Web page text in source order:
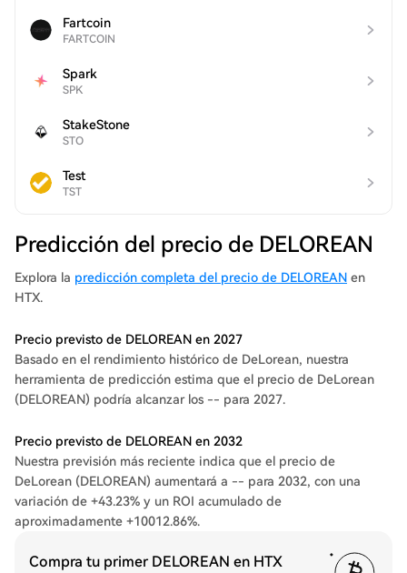
Fartcoin
FARTCOIN
Spark
SPK
StakeStone
STO
Test
TST
Predicción del precio de DELOREAN
Explora la predicción completa del precio de DELOREAN en
HTX.
Precio previsto de DELOREAN en 2027
Basado en el rendimiento histórico de DeLorean, nuestra
herramienta de predicción estima que el precio de DeLorean
(DELOREAN) podría alcanzar los -- para 2027.
Precio previsto de DELOREAN en 2032
Nuestra previsión más reciente indica que el precio de
DeLorean (DELOREAN) aumentará a -- para 2032, con una
variación de +43.23% y un ROI acumulado de
aproximadamente +10012.86%.
Compra tu primer DELOREAN en HTX